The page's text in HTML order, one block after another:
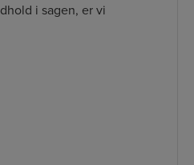
i sagen, er vi